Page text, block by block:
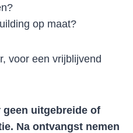
op maat?
voor een vrijblijvend
uitgebreide of
Na ontvangst nemen